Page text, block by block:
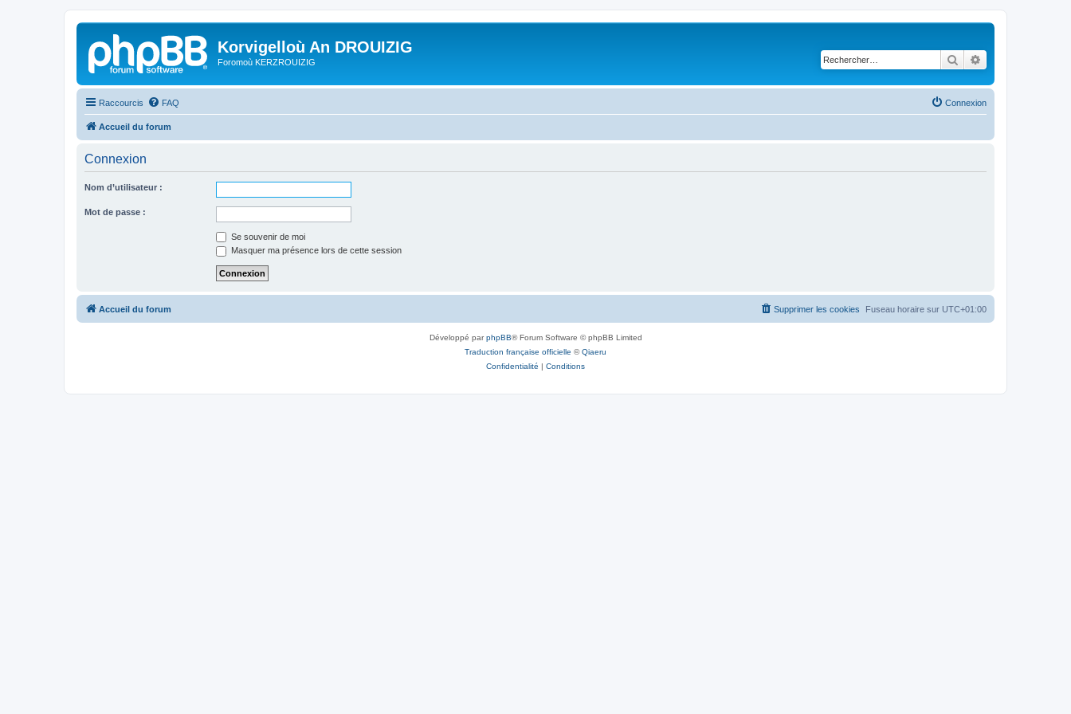
Korvigelloù An DROUIZIG
Foromoù KERZROUIZIG Rechercher
Raccourcis FAQ Connexion
Accueil du forum
Connexion
Nom d’utilisateur :
Mot de passe :
Se souvenir de moi
Masquer ma présence lors de cette session
Accueil du forum Fuseau horaire sur UTC+01:00
Supprimer les cookies
Développé parphpBB® Forum Software © phpBB Limited
Traduction française officielle ©Qiaeru
Confidentialité | Conditions